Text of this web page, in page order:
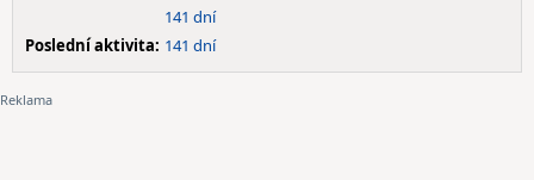
141 dní
Poslední aktivita: 141 dní